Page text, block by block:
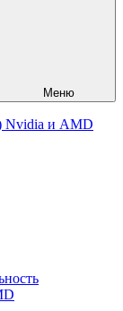
Меню
Nvidia и AMD